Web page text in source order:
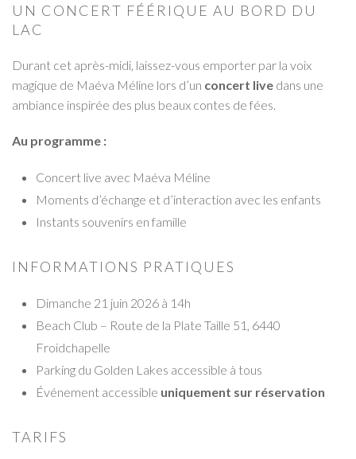
UN CONCERT FÉÉRIQUE AU BORD DU
LAC
Durant cet après-midi, laissez-vous emporter par la voix
magique de Maéva Méline lors d’un concert live dans une
ambiance inspirée des plus beaux contes de fées.
Au programme :
Concert live avec Maéva Méline
Moments d’échange et d’interaction avec les enfants
Instants souvenirs en famille
INFORMATIONS PRATIQUES
Dimanche 21 juin 2026 à 14h
Beach Club – Route de la Plate Taille 51, 6440
Froidchapelle
Parking du Golden Lakes accessible à tous
Événement accessible uniquement sur réservation
TARIFS